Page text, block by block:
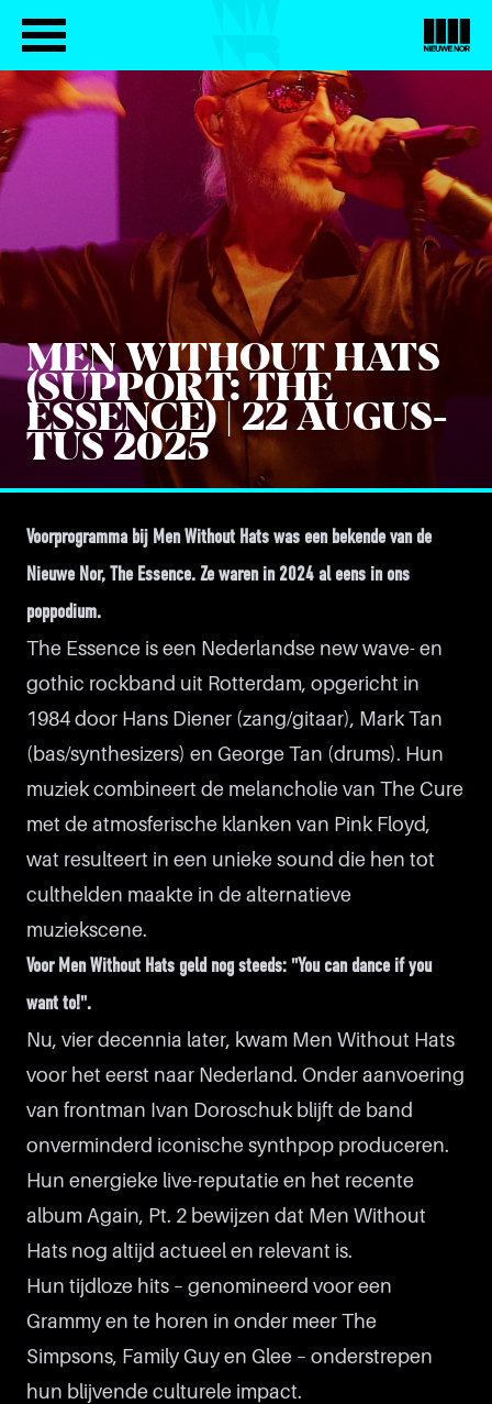
MEN WIT­HOUT HATS
(SUP­PORT: THE
ESSEN­CE) |22 AUGUS­
TUS 2025
Voorprogramma bij Men Without Hats was een bekende van de
Nieuwe Nor, The Essence. Ze waren in 2024 al eens in ons
poppodium.
The Essence is een Nederlandse new wave- en
gothic rockband uit Rotterdam, opgericht in
1984 door Hans Diener (zang/gitaar), Mark Tan
(bas/synthesizers) en George Tan (drums). Hun
muziek combineert de melancholie van The Cure
met de atmosferische klanken van Pink Floyd,
wat resulteert in een unieke sound die hen tot
culthelden maakte in de alternatieve
muziekscene.
Voor Men Without Hats geld nog steeds: "You can dance if you
want to!".
Nu, vier decennia later, kwam Men Without Hats
voor het eerst naar Nederland. Onder aanvoering
van frontman Ivan Doroschuk blijft de band
onverminderd iconische synthpop produceren.
Hun energieke live-reputatie en het recente
album Again, Pt. 2 bewijzen dat Men Without
Hats nog altijd actueel en relevant is.
Hun tijdloze hits – genomineerd voor een
Grammy en te horen in onder meer The
Simpsons, Family Guy en Glee – onderstrepen
hun blijvende culturele impact.